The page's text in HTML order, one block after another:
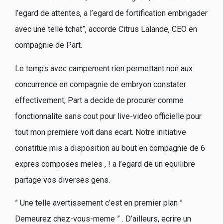
l’egard de attentes, a l’egard de fortification embrigader
avec une telle tchat”, accorde Citrus Lalande, CEO en
compagnie de Part.
Le temps avec campement rien permettant non aux
concurrence en compagnie de embryon constater
effectivement, Part a decide de procurer comme
fonctionnalite sans cout pour live-video officielle pour
tout mon premiere voit dans ecart. Notre initiative
constitue mis a disposition au bout en compagnie de 6
expres composes meles , ! a l’egard de un equilibre
partage vos diverses gens.
” Une telle avertissement c’est en premier plan ”
Demeurez chez-vous-meme ” . D’ailleurs, ecrire un